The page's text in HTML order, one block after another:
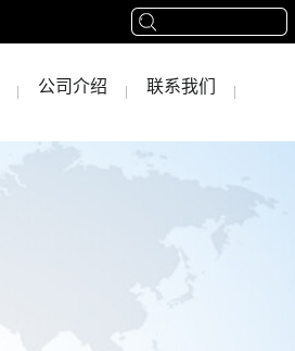
公司介绍 联系我们